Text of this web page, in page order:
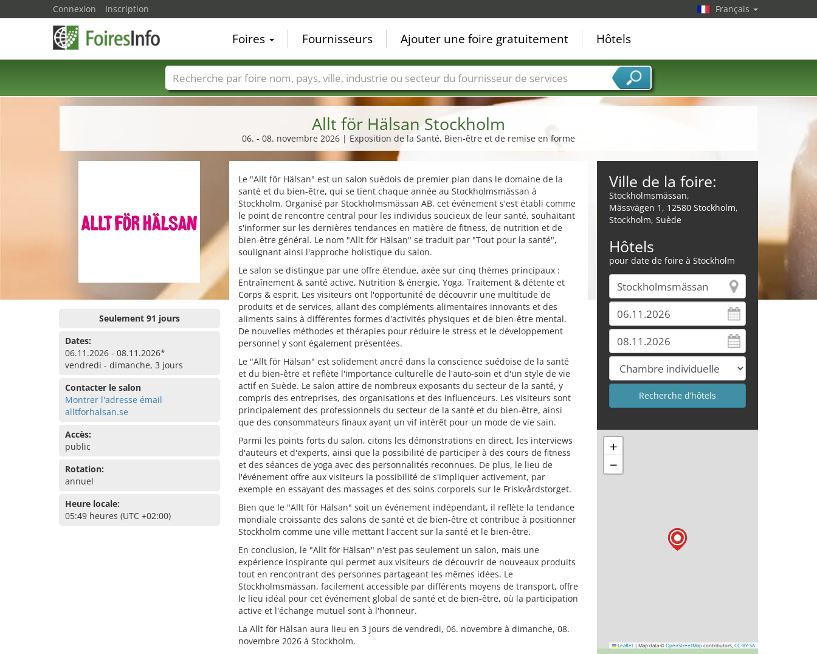
Allt för Hälsan Stockholm
06. - 08. novembre 2026 | Exposition de la Santé, Bien-être et de remise en forme
Seulement 91 jours
Dates:
06.11.2026 - 08.11.2026*
vendredi - dimanche, 3 jours
Contacter le salon
Montrer l'adresse émail
alltforhalsan.se
Accès:
public
Rotation:
annuel
Heure locale:
05:49 heures (UTC +02:00)
Le "Allt för Hälsan" est un salon suédois de premier plan dans le domaine de la
santé et du bien-être, qui se tient chaque année au Stockholmsmässan à
Stockholm. Organisé par Stockholmsmässan AB, cet événement s'est établi comme
le point de rencontre central pour les individus soucieux de leur santé, souhaitant
s'informer sur les dernières tendances en matière de fitness, de nutrition et de
bien-être général. Le nom "Allt för Hälsan" se traduit par "Tout pour la santé",
soulignant ainsi l'approche holistique du salon.
Le salon se distingue par une offre étendue, axée sur cinq thèmes principaux :
Entraînement & santé active, Nutrition & énergie, Yoga, Traitement & détente et
Corps & esprit. Les visiteurs ont l'opportunité de découvrir une multitude de
produits et de services, allant des compléments alimentaires innovants et des
aliments sains à différentes formes d'activités physiques et de bien-être mental.
De nouvelles méthodes et thérapies pour réduire le stress et le développement
personnel y sont également présentées.
Le "Allt för Hälsan" est solidement ancré dans la conscience suédoise de la santé
et du bien-être et reflète l'importance culturelle de l'auto-soin et d'un style de vie
actif en Suède. Le salon attire de nombreux exposants du secteur de la santé, y
compris des entreprises, des organisations et des influenceurs. Les visiteurs sont
principalement des professionnels du secteur de la santé et du bien-être, ainsi
que des consommateurs finaux ayant un vif intérêt pour un mode de vie sain.
Parmi les points forts du salon, citons les démonstrations en direct, les interviews
d'auteurs et d'experts, ainsi que la possibilité de participer à des cours de fitness
et des séances de yoga avec des personnalités reconnues. De plus, le lieu de
l'événement offre aux visiteurs la possibilité de s'impliquer activement, par
exemple en essayant des massages et des soins corporels sur le Friskvårdstorget.
Bien que le "Allt för Hälsan" soit un événement indépendant, il reflète la tendance
mondiale croissante des salons de santé et de bien-être et contribue à positionner
Stockholm comme une ville mettant l'accent sur la santé et le bien-être.
En conclusion, le "Allt för Hälsan" n'est pas seulement un salon, mais une
expérience inspirante qui permet aux visiteurs de découvrir de nouveaux produits
tout en rencontrant des personnes partageant les mêmes idées. Le
Stockholmsmässan, facilement accessible par différents moyens de transport, offre
le lieu idéal pour cet événement global de santé et de bien-être, où la participation
active et l'échange mutuel sont à l'honneur.
La Allt för Hälsan aura lieu en 3 jours de vendredi, 06. novembre à dimanche, 08.
novembre 2026 à Stockholm.
Ville de la foire:
Stockholmsmässan,
Mässvägen 1, 12580 Stockholm,
Stockholm, Suède
Hôtels
pour date de foire à Stockholm
+
−
Leaflet | Map data © OpenStreetMap contributors, CC-BY-SA
Connexion Inscription Français
Foires Fournisseurs Ajouter une foire gratuitement Hôtels
Foire noms Pays Villes Secteurs de foire Secteurs du fournisseur de services